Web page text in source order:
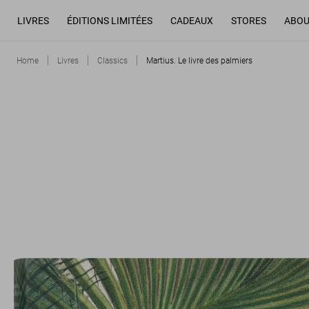
LIVRES ÉDITIONS LIMITÉES CADEAUX STORES
Home Livres Classics Martius. Le livre des palmiers